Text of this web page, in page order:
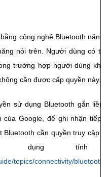
công nghệ Bluetooth
nói trên. Người dùng có
trường hợp người dùng
cần được cấp quyền này.
sử dụng Bluetooth gắn
Google, để ghi nhận tiếp
Bluetooth cần quyền truy cập
tính
topics/connectivity/bluetooth